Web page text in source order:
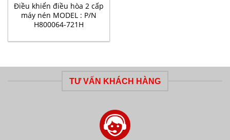
Điều khiển điều hòa 2 cấp
máy nén MODEL : P/N
H800064-721H
TƯ VẤN KHÁCH HÀNG